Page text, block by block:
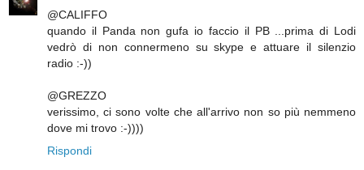
@CALIFFO
quando il Panda non gufa io faccio il PB ...prima di Lodi
vedrò di non connermeno su skype e attuare il silenzio
radio :-))
@GREZZO
verissimo, ci sono volte che all'arrivo non so più nemmeno
dove mi trovo :-))))
Rispondi